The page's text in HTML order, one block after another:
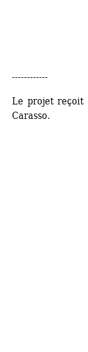
------------
Le projet reçoit
Carasso.